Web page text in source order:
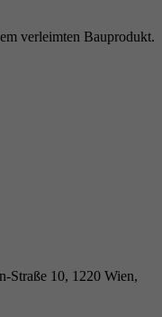
Straße 10, 1220 Wien,